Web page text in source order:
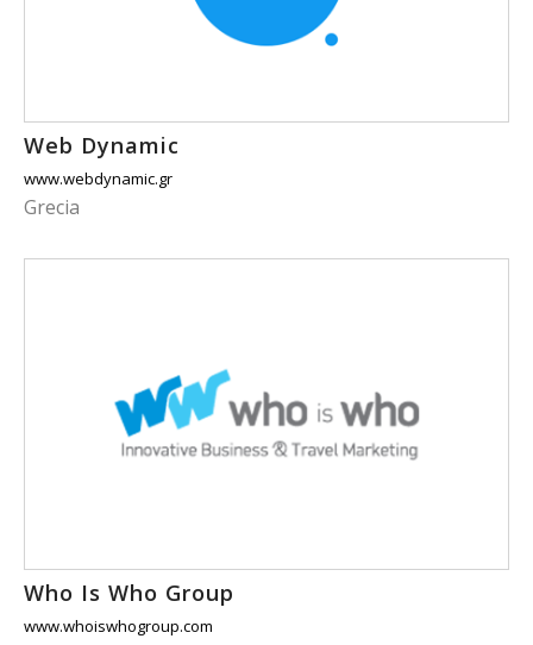
Web Dynamic
www.webdynamic.gr
Grecia
Who Is Who Group
www.whoiswhogroup.com